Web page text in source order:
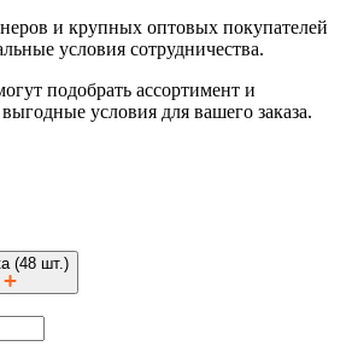
и крупных оптовых покупателей
условия сотрудничества.
подобрать ассортимент и
условия для вашего заказа.
(48 шт.)